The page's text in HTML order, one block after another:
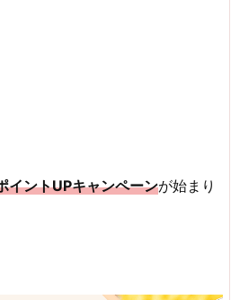
イントUPキャンペーンが始まり